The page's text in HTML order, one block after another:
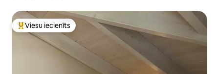
Populārs viesu iecienīts mājoklis
Viesu iecienīts